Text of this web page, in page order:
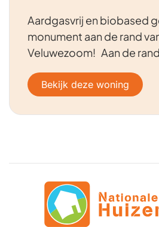
Aardgasvrij en biobased
monument aan de rand
Veluwezoom! Aan de
Bekijk deze woning